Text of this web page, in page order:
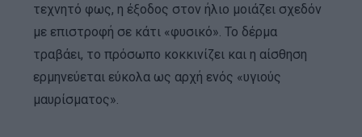
τεχνητό φως, η έξοδος στον ήλιο μοιάζει σχεδόν
με επιστροφή σε κάτι «φυσικό». Το δέρμα
τραβάει, το πρόσωπο κοκκινίζει και η αίσθηση
ερμηνεύεται εύκολα ως αρχή ενός «υγιούς
μαυρίσματος».